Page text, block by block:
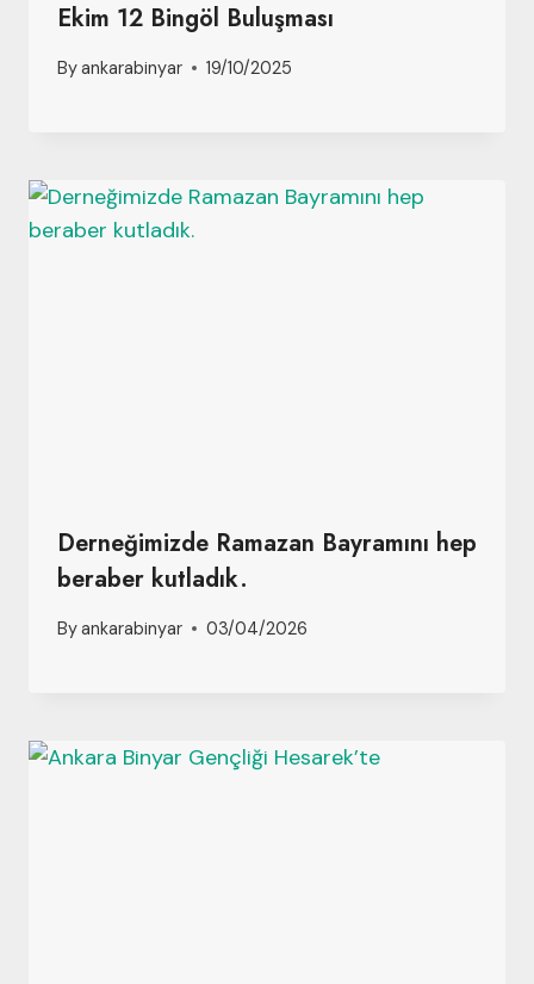
Ekim 12 Bingöl Buluşması
Byankarabinyar 19/10/2025
Derneğimizde Ramazan Bayramını hep
beraber kutladık.
Byankarabinyar 03/04/2026